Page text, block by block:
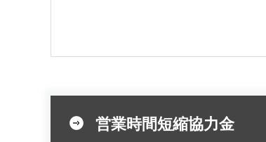
営業時間短縮協力金